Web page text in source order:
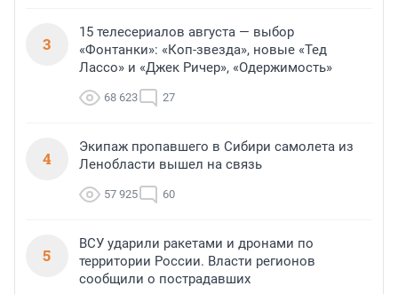
3
15 телесериалов августа — выбор
«Фонтанки»: «Коп-звезда», новые «Тед
Лассо» и «Джек Ричер», «Одержимость»
68 623 27
4
Экипаж пропавшего в Сибири самолета из
Ленобласти вышел на связь
57 925 60
5
ВСУ ударили ракетами и дронами по
территории России. Власти регионов
сообщили о пострадавших